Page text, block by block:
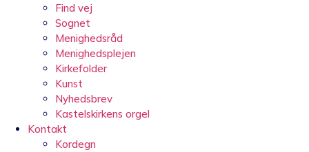
Find vej
Sognet
Menighedsråd
Menighedsplejen
Kirkefolder
Kunst
Nyhedsbrev
Kastelskirkens orgel
Kontakt
Kordegn